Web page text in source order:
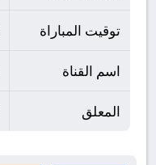
توقيت المباراة
اسم القناة
المعلق